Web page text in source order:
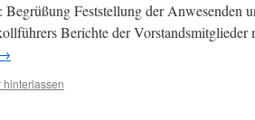
Feststellung der Anwesenden
Berichte der Vorstandsmitglieder
hinterlassen